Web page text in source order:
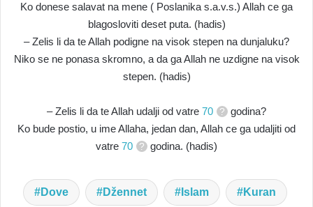
Ko donese salavat na mene ( Poslanika s.a.v.s.) Allah ce ga
blagosloviti deset puta. (hadis)
– Zelis li da te Allah podigne na visok stepen na dunjaluku?
Niko se ne ponasa skromno, a da ga Allah ne uzdigne na visok
stepen. (hadis)
– Zelis li da te Allah udalji od vatre 70
godina?
Ko bude postio, u ime Allaha, jedan dan, Allah ce ga udaljiti od
vatre 70 godina. (hadis)
Dove Džennet Islam Kuran